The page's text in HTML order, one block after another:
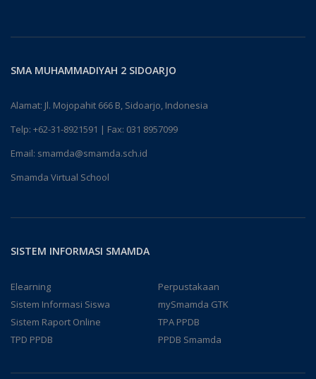
SMA MUHAMMADIYAH 2 SIDOARJO
Alamat: Jl. Mojopahit 666 B, Sidoarjo, Indonesia
Telp: +62-31-8921591 | Fax: 031 8957099
Email: smamda@smamda.sch.id
Smamda Virtual School
SISTEM INFORMASI SMAMDA
Elearning
Perpustakaan
Sistem Informasi Siswa
mySmamda GTK
Sistem Raport Online
TPA PPDB
TPD PPDB
PPDB Smamda